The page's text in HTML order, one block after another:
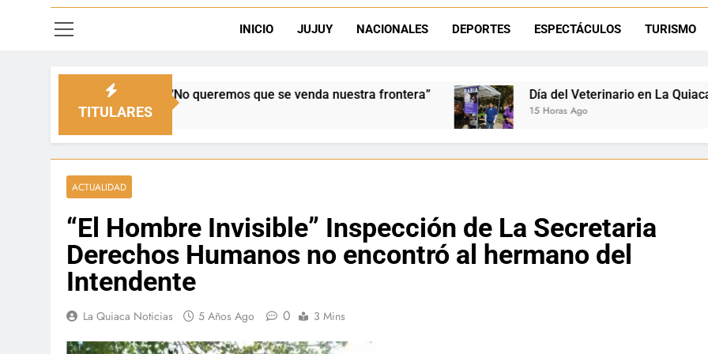
La frontera se subleva: Dante Velázquez enfrenta el remate de
INICIO JUJUY NACIONALES DEPORTES ESPECTÁCULOS TURISMO
TITULARES
“No queremos que se venda nuestra frontera” Día del Veterinario en La Quiaca: Zoonosis llevó
15 Horas Ago
ACTUALIDAD
“El Hombre Invisible” Inspección de La Secretaria
Derechos Humanos no encontró al hermano del
Intendente
La Quiaca Noticias 5 Años Ago 0 3 Mins